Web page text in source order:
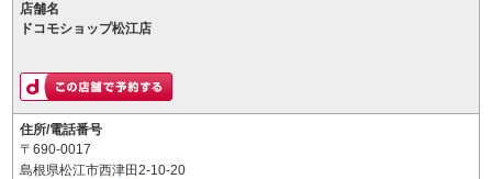
店舗名
ドコモショップ松江店
住所/電話番号
〒690-0017
島根県松江市西津田2-10-20